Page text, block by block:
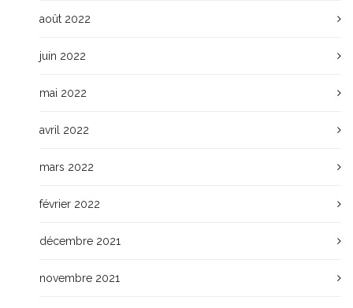
août 2022
juin 2022
mai 2022
avril 2022
mars 2022
février 2022
décembre 2021
novembre 2021